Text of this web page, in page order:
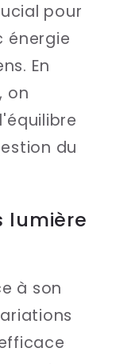
pour
énergie
En
on
du
lumière
à son